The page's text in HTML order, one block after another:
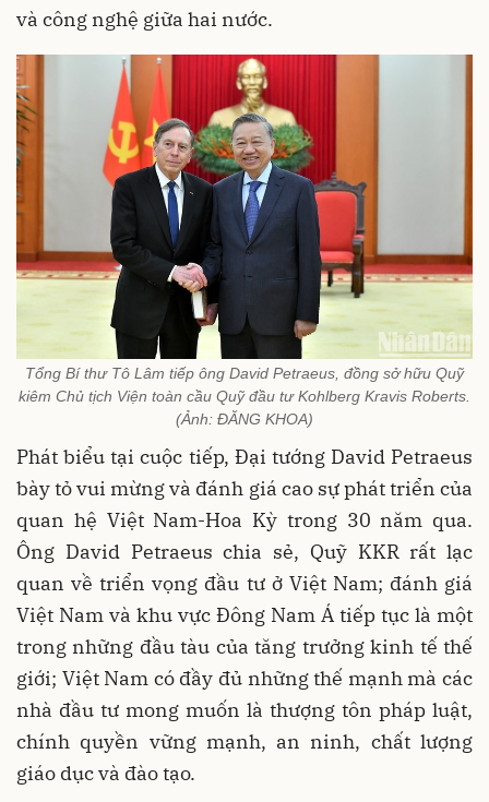
và công nghệ giữa hai nước.
Tổng Bí thư Tô Lâm tiếp ông David Petraeus, đồng sở hữu Quỹ
kiêm Chủ tịch Viện toàn cầu Quỹ đầu tư Kohlberg Kravis Roberts.
(Ảnh: ĐĂNG KHOA)
Phát biểu tại cuộc tiếp, Đại tướng David Petraeus
bày tỏ vui mừng và đánh giá cao sự phát triển của
quan hệ Việt Nam-Hoa Kỳ trong 30 năm qua.
Ông David Petraeus chia sẻ, Quỹ KKR rất lạc
quan về triển vọng đầu tư ở Việt Nam; đánh giá
Việt Nam và khu vực Đông Nam Á tiếp tục là một
trong những đầu tàu của tăng trưởng kinh tế thế
giới; Việt Nam có đầy đủ những thế mạnh mà các
nhà đầu tư mong muốn là thượng tôn pháp luật,
chính quyền vững mạnh, an ninh, chất lượng
giáo dục và đào tạo.